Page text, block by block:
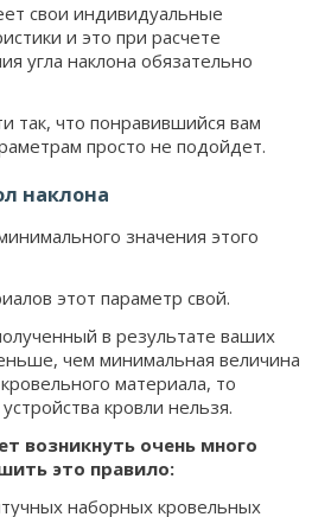
свои индивидуальные
и это при расчете
угла наклона обязательно
так, что понравившийся вам
просто не подойдет.
наклона
значения этого
этот параметр свой.
в результате ваших
чем минимальная величина
материала, то
кровли нельзя.
возникнуть очень много
это правило:
наборных кровельных